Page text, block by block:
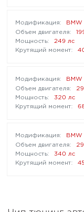
249 лс
320 лс
340 лс